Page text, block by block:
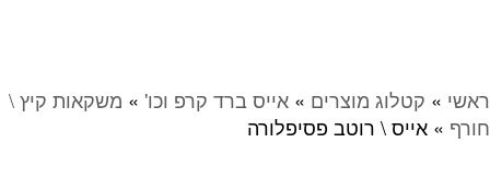
ראשי » קטלוג מוצרים » אייס ברד קרפ וכו' » משקאות קיץ \
חורף » אייס \ רוטב פסיפלורה